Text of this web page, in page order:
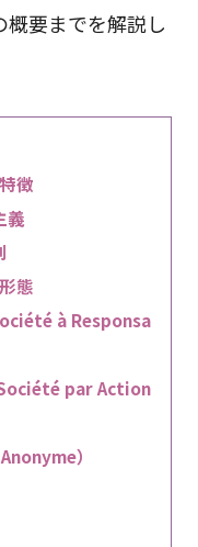
要までを解説し
徴
義
態
à Responsa
par Action
）